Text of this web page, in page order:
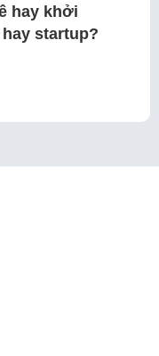
hay khởi
startup?